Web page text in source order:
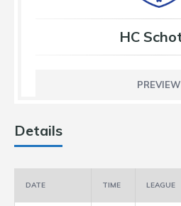
HC
PREVIEW
Details
DATE TIME LEAGUE